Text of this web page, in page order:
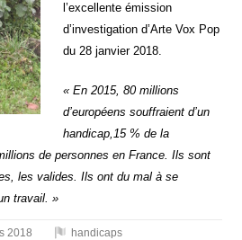
l’excellente émission
d’investigation d’Arte Vox Pop
du 28 janvier 2018.
« En 2015, 80 millions
d’européens souffraient d’un
handicap,15 % de la
de personnes en France. Ils sont
les valides. Ils ont du mal à se
travail. »
2018
handicaps